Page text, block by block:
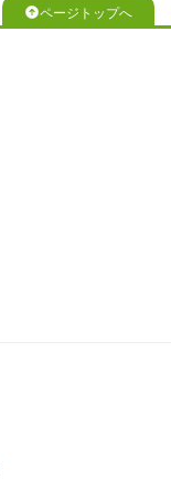
ページトップへ